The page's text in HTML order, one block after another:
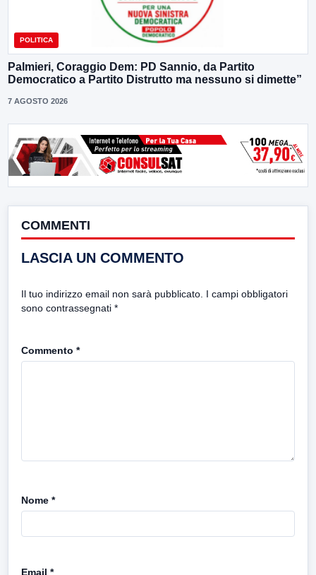
POLITICA
Palmieri, Coraggio Dem: PD Sannio, da Partito
Democratico a Partito Distrutto ma nessuno si dimette”
7 AGOSTO 2026
COMMENTI
LASCIA UN COMMENTO
Il tuo indirizzo email non sarà pubblicato. I campi obbligatori
sono contrassegnati *
Commento *
Nome *
Email *